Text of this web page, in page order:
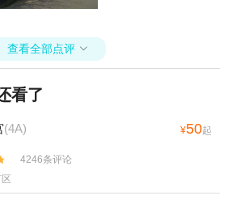
查看全部点评 
看了
(4A) ¥50起
4246条评论